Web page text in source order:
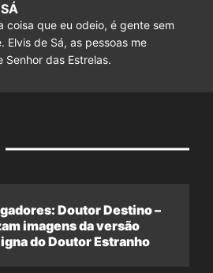
coisa que eu odeio, é gente sem
Elvis de Sá, as pessoas me
Senhor das Estrelas.
Doutor Destino –
imagens da versão
do Doutor Estranho